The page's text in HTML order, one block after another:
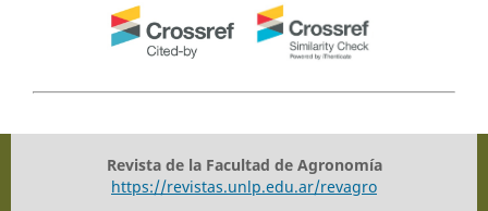
Revista de la Facultad de Agronomía
https://revistas.unlp.edu.ar/revagro